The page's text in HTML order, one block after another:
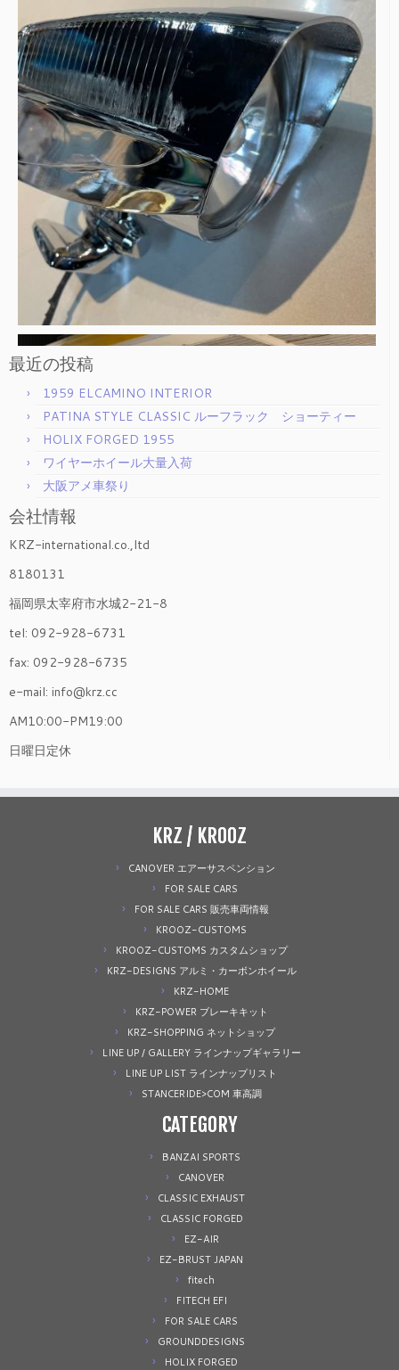
最近の投稿
1959 ELCAMINO INTERIOR
PATINA STYLE CLASSIC ルーフラック ショーティー
HOLIX FORGED 1955
ワイヤーホイール大量入荷
大阪アメ車祭り
会社情報
KRZ-international.co.,ltd
8180131
福岡県太宰府市水城2-21-8
tel: 092-928-6731
fax: 092-928-6735
e-mail: info@krz.cc
AM10:00-PM19:00
日曜日定休
KRZ / KROOZ
CANOVER エアーサスペンション
FOR SALE CARS
FOR SALE CARS 販売車両情報
KROOZ-CUSTOMS
KROOZ-CUSTOMS カスタムショップ
KRZ-DESIGNS アルミ・カーボンホイール
KRZ-HOME
KRZ-POWER ブレーキキット
KRZ-SHOPPING ネットショップ
LINE UP / GALLERY ラインナップギャラリー
LINE UP LIST ラインナップリスト
STANCERIDE>COM 車高調
CATEGORY
BANZAI SPORTS
CANOVER
CLASSIC EXHAUST
CLASSIC FORGED
EZ-AIR
EZ-BRUST JAPAN
fitech
FITECH EFI
FOR SALE CARS
GROUNDDESIGNS
HOLIX FORGED